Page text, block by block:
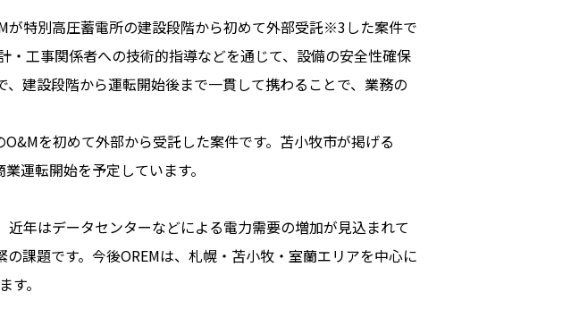
特別高圧蓄電所の建設段階から初めて外部受託※3した案件で
工事関係者への技術的指導などを通じて、設備の安全性確保
建設段階から運転開始後まで一貫して携わることで、業務の
を初めて外部から受託した案件です。苫小牧市が掲げる
運転開始を予定しています。
年はデータセンターなどによる電力需要の増加が見込まれて
課題です。今後OREMは、札幌・苫小牧・室蘭エリアを中心に
。